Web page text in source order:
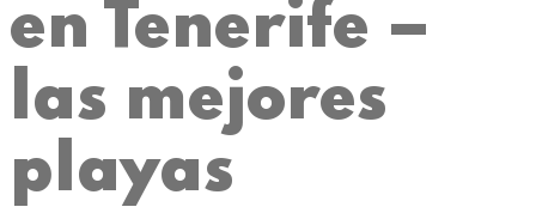
en Tenerife –
las mejores
playas